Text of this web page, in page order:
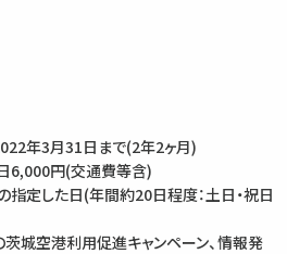
年3月31日まで(2年2ヶ月)
円(交通費等含)
指定した日(年間約20日程度：土日・祝日
城空港利用促進キャンペーン、情報発